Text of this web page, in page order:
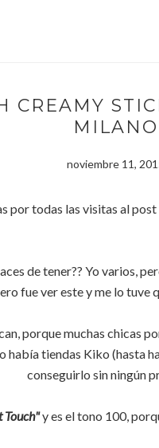
CREAMY
MILANO
noviembre 11,
por todas las visitas al
de tener?? Yo varios,
fue ver este y me lo tuve
porque muchas chicas
había tiendas Kiko (hasta
conseguirlo sin ningún
Touch"y es el tono 100,